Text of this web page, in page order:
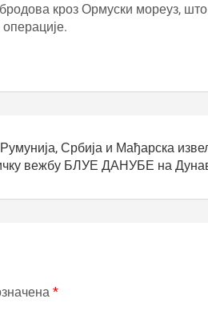
кроз Ормуски мореуз,
Румунија, Србија и Мађарска
вежбу БЛУЕ ДАНУБЕ на
*